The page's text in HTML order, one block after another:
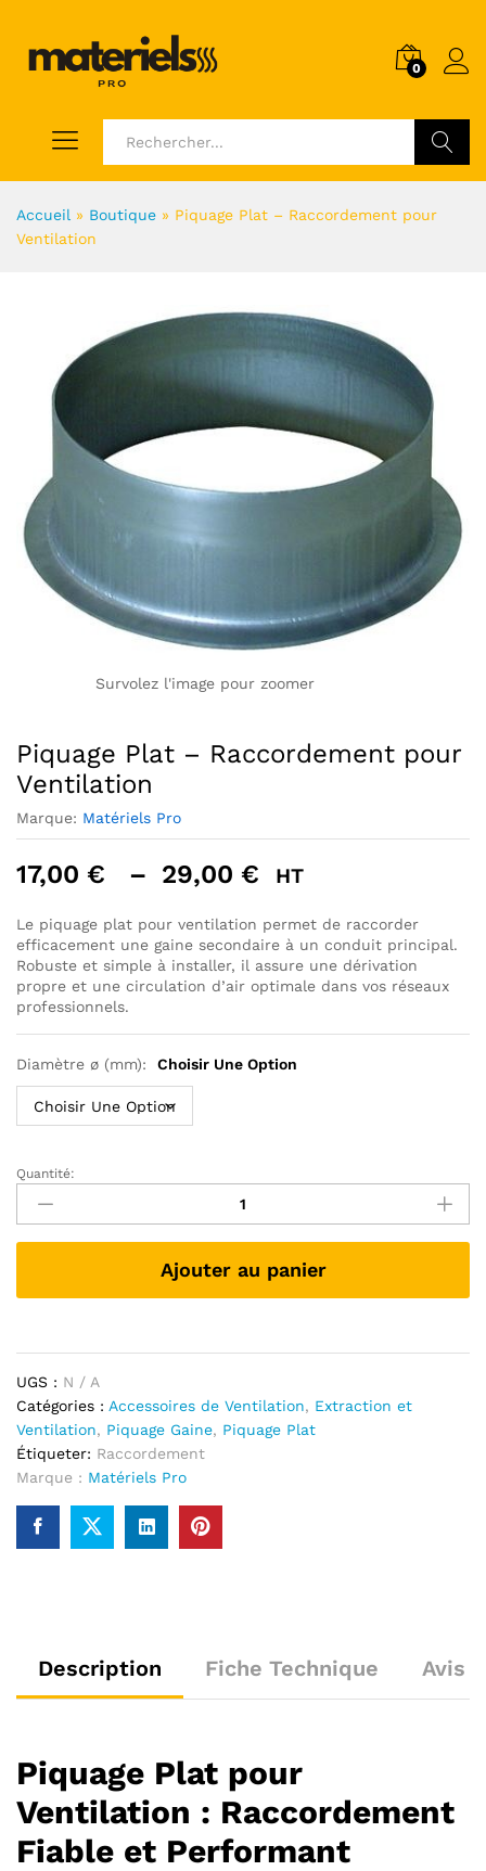
0
Accueil » Boutique » Piquage Plat – Raccordement pour
Ventilation
Survolez l'image pour zoomer
Piquage Plat – Raccordement pour
Ventilation
Marque: Matériels Pro
17,00 € – 29,00 €
Plage
prix :
17,00 €
à
HT
Le piquage plat pour ventilation permet de raccorder
efficacement une gaine secondaire à un conduit principal.
Robuste et simple à installer, il assure une dérivation
propre et une circulation d’air optimale dans vos réseaux
professionnels.
Diamètre ø (mm): Choisir Une Option
Piquage
Plat
-
Raccordement
Ventilation
Quantité:
Ajouter au panier
UGS : N / A
Catégories : Accessoires de Ventilation, Extraction et
Ventilation, Piquage Gaine, Piquage Plat
Étiqueter: Raccordement
Marque : Matériels Pro
Description Fiche Technique Avis
Piquage Plat pour
Ventilation : Raccordement
Fiable et Performant